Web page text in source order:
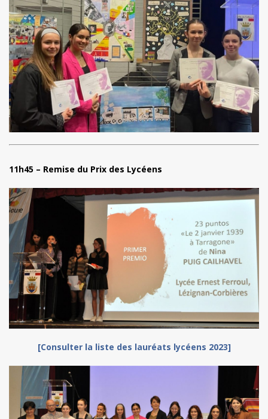
11h45 – Remise du Prix des Lycéens
[Consulter la liste des lauréats lycéens 2023]